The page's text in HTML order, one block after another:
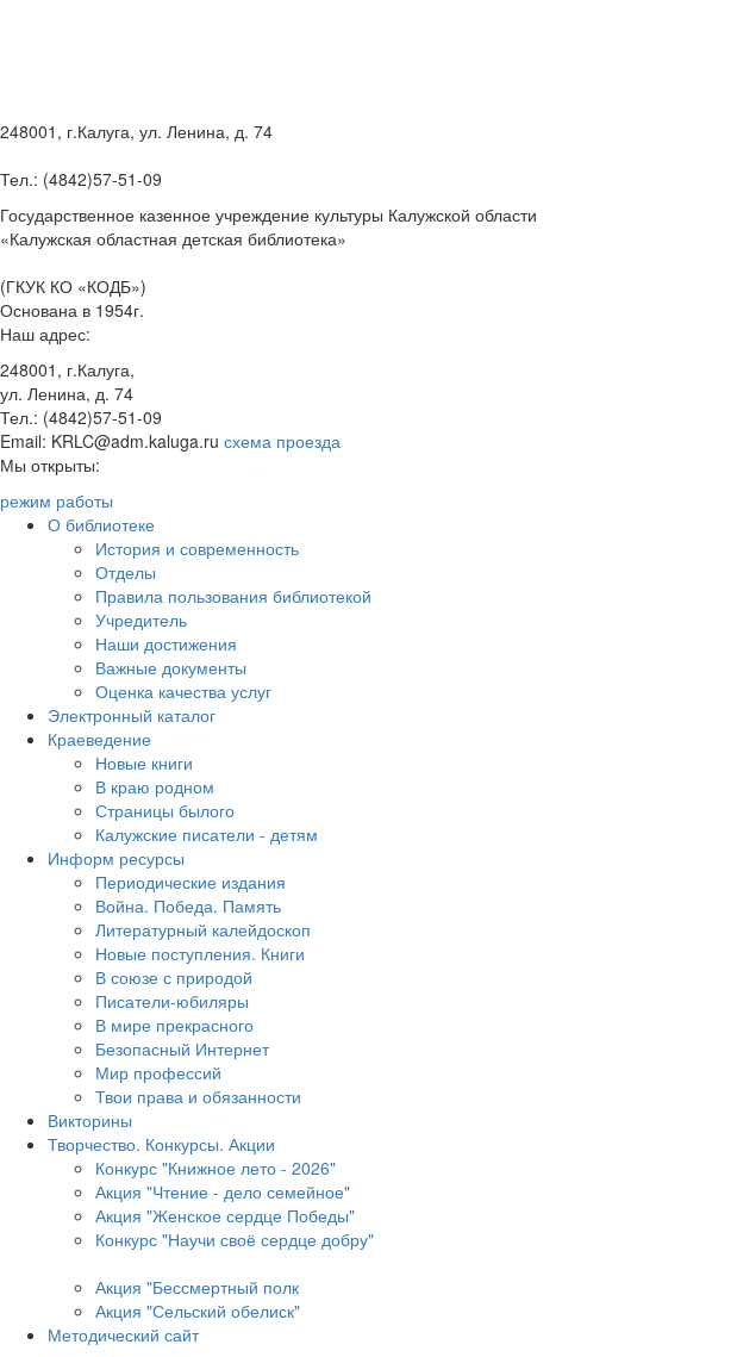
248001, г.Калуга, ул. Ленина, д. 74
Тел.: (4842)57-51-09
Государственное казенное учреждение культуры Калужской области
«Калужская областная детская библиотека»
(ГКУК КО «КОДБ»)
Основана в 1954г.
Наш адрес:
248001, г.Калуга,
ул. Ленина, д. 74
Тел.: (4842)57-51-09
Email: KRLC@adm.kaluga.ru схема проезда
Мы открыты:
режим работы
О библиотеке
История и современность
Отделы
Правила пользования библиотекой
Учредитель
Наши достижения
Важные документы
Оценка качества услуг
Электронный каталог
Краеведение
Новые книги
В краю родном
Страницы былого
Калужские писатели - детям
Информ ресурсы
Периодические издания
Война. Победа. Память
Литературный калейдоскоп
Новые поступления. Книги
В союзе с природой
Писатели-юбиляры
В мире прекрасного
Безопасный Интернет
Мир профессий
Твои права и обязанности
Викторины
Творчество. Конкурсы. Акции
Конкурс "Книжное лето - 2026"
Акция "Чтение - дело семейное"
Акция "Женское сердце Победы"
Конкурс "Научи своё сердце добру"
Акция "Бессмертный полк
Акция "Сельский обелиск"
Методический сайт